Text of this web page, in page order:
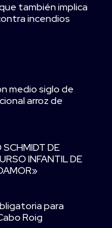
también implica
incendios
medio siglo de
arroz de
DE
INFANTIL DE
para
Roig